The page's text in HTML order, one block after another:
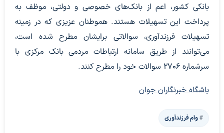
بانکی کشور، اعم از بانک‌های خصوصی و دولتی، موظف به
پرداخت این تسهیلات هستند. هموطنان عزیزی که در زمینه
تسهیلات فرزندآوری، سوالاتی برایشان مطرح شده است،
می‌توانند از طریق سامانه ارتباطات مردمی بانک مرکزی با
سرشماره ۲۷۰۶ سوالات خود را مطرح کنند.
باشگاه خبرنگاران جوان
وام فرزندآوری